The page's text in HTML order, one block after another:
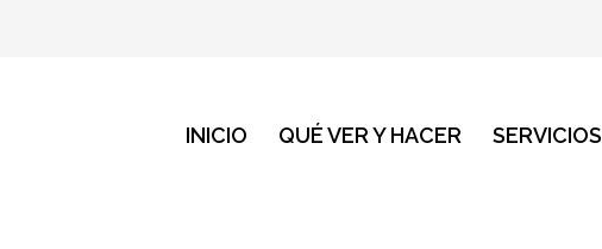
INICIO QUÉ VER Y HACER SERVICIOS